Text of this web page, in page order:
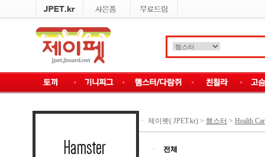
ㆍ 제이펫( JPET.kr) > 햄스터 > Health
ㆍ
전체